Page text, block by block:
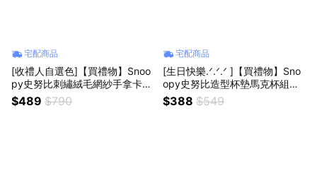
宅配商品
[收禮人自選色]【買禮物】Snoo
py史努比刺繡絨毛網紗手拿卡夾
包｜3色可選 生日禮物 生日快樂
天秤座 天蠍座 射手座 摩羯座 水
$489 $790
宅配商品
[生日快樂.ᐟ.ᐟ.ᐟ ]【買禮物】Sno
opy史努比造型杯墊馬克杯組｜
正版授權 生日禮物 獅子座 處女
座 天秤座 天蠍座 射手座
$388 $549